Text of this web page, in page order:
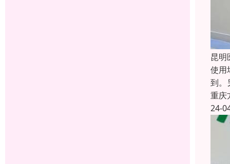
昆明
使用
到。
重庆
24-